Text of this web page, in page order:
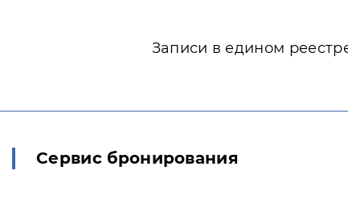
Записи в едином
Сервис бронирования